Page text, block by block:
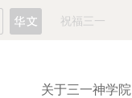
祝福三一
关于三一神学院